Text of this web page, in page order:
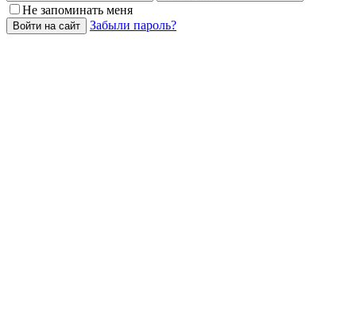
Не запоминать меня
Войти на сайт Забыли пароль?